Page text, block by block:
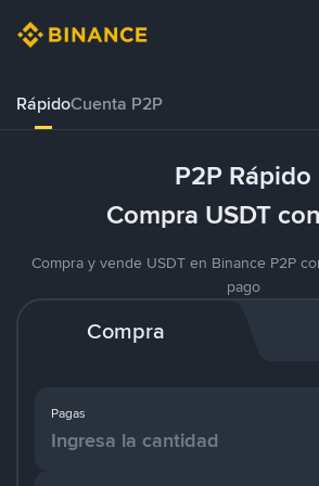
RápidoCuenta P2P
P2P Rápido
Compra USDT
Compra y vende USDT en Binance P2P
pago
Compra
Pagas